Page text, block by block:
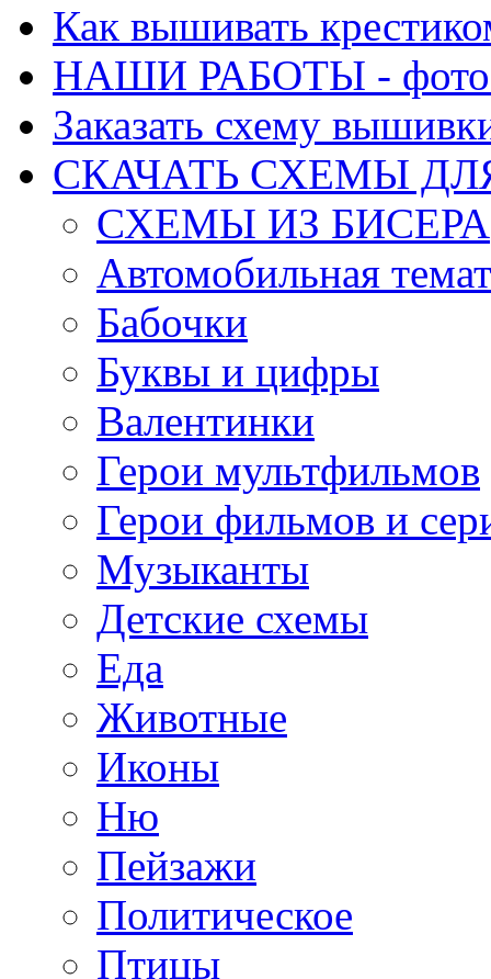
Как вышивать
НАШИ РАБОТЫ - фото
Заказать схему
СКАЧАТЬ СХЕМЫ
СХЕМЫ ИЗ БИСЕРА
Автомобильная
Бабочки
Буквы и цифры
Валентинки
Герои мультфильмов
Герои фильмов и
Музыканты
Детские схемы
Еда
Животные
Иконы
Ню
Пейзажи
Политическое
Птицы